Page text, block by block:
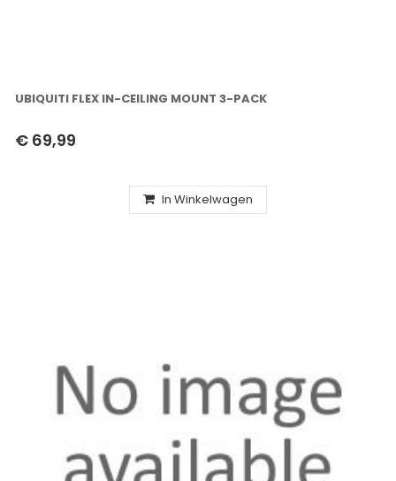
UBIQUITI FLEX IN-CEILING MOUNT 3-PACK
€ 69,99
In Winkelwagen